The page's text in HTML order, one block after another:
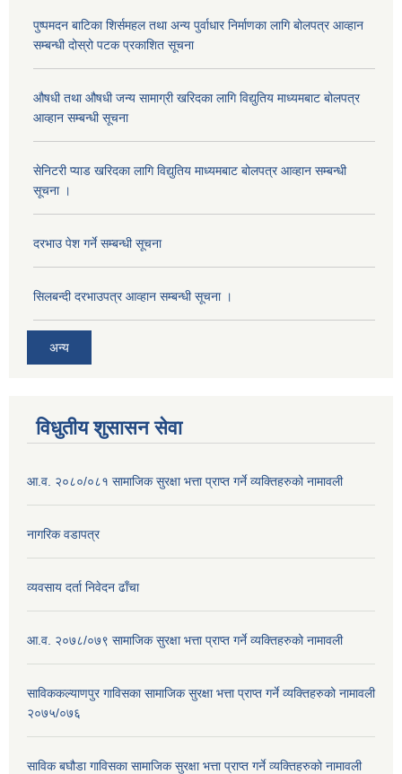
पुष्पमदन बाटिका शिर्समहल तथा अन्य पुर्वाधार निर्माणका लागि बोलपत्र आव्हान
सम्बन्धी दोस्रो पटक प्रकाशित सूचना
औषधी तथा औषधी जन्य सामाग्री खरिदका लागि विद्युतिय माध्यमबाट बोलपत्र
आव्हान सम्बन्धी सूचना
सेनिटरी प्याड खरिदका लागि विद्युतिय माध्यमबाट बोलपत्र आव्हान सम्बन्धी
सूचना ।
दरभाउ पेश गर्ने सम्बन्धी सूचना
सिलबन्दी दरभाउपत्र आव्हान सम्बन्धी सूचना ।
अन्य
विधुतीय शुसासन सेवा
आ.व. २०८०/०८१ सामाजिक सुरक्षा भत्ता प्राप्त गर्ने व्यक्तिहरुको नामावली
नागरिक वडापत्र
व्यवसाय दर्ता निवेदन ढाँचा
आ.व. २०७८/०७९ सामाजिक सुरक्षा भत्ता प्राप्त गर्ने व्यक्तिहरुको नामावली
साविककल्याणपुर गाविसका सामाजिक सुरक्षा भत्ता प्राप्त गर्ने व्यक्तिहरुको नामावली
२०७५/०७६
साविक बघौडा गाविसका सामाजिक सुरक्षा भत्ता प्राप्त गर्ने व्यक्तिहरुको नामावली